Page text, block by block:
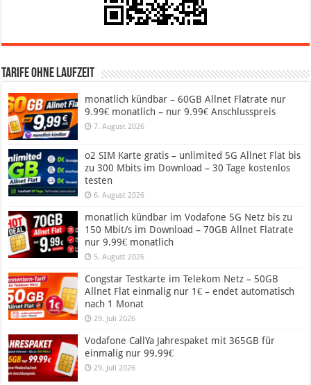
Tarife ohne Laufzeit
monatlich kündbar – 60GB Allnet Flatrate nur
9.99€ monatlich – nur 9.99€ Anschlusspreis
7. August 2026
o2 SIM Karte gratis – unlimited 5G Allnet Flat bis
zu 300 Mbits im Download – 30 Tage kostenlos
testen
6. August 2026
monatlich kündbar im Vodafone 5G Netz bis zu
150 Mbit/s im Download – 70GB Allnet Flatrate
nur 9.99€ monatlich
5. August 2026
Congstar Testkarte im Telekom Netz – 50GB
Allnet Flat einmalig nur 1€ – endet automatisch
nach 1 Monat
29. Juli 2026
Vodafone CallYa Jahrespaket mit 365GB für
einmalig nur 99.99€
29. Juli 2026